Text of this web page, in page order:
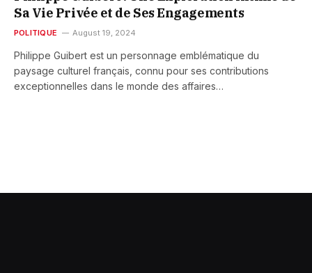
Sa Vie Privée et de Ses Engagements
POLITIQUE August 19, 2024
Philippe Guibert est un personnage emblématique du
paysage culturel français, connu pour ses contributions
exceptionnelles dans le monde des affaires…